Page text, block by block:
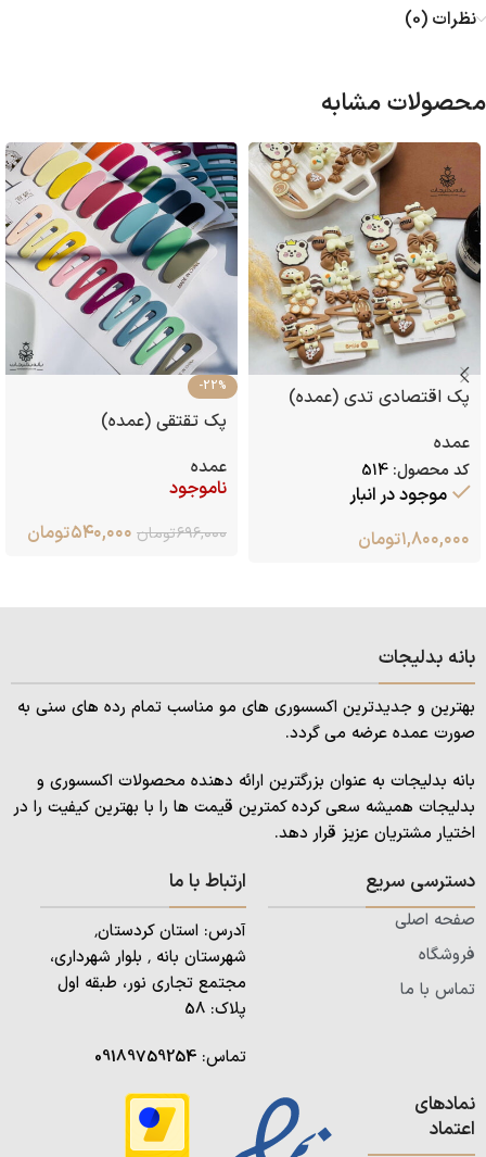
نظرات (0)
محصولات مشابه
پک اقتصادی تدی (عمده)
عمده
کد محصول: 514
موجود در انبار
۱,۸۰۰,۰۰۰تومان
-22%
پک تقتقی (عمده)
عمده
ناموجود
۶۹۶,۰۰۰تومان ۵۴۰,۰۰۰تومان
بانه بدلیجات
بهترین و جدیدترین اکسسوری های مو مناسب تمام رده های سنی به
صورت عمده عرضه می گردد.
بانه بدلیجات به عنوان بزرگترین ارائه دهنده محصولات اکسسوری و
بدلیجات همیشه سعی کرده کمترین قیمت ها را با بهترین کیفیت را در
اختیار مشتریان عزیز قرار دهد.
دسترسی سریع
صفحه اصلی
فروشگاه
تماس با ما
ارتباط با ما
آدرس: استان کردستان٬
شهرستان بانه ٬ بلوار شهرداری،
مجتمع تجاری نور، طبقه اول
پلاک: 58
تماس: 09189759254
نمادهای
اعتماد